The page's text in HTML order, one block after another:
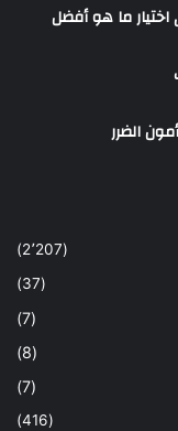
اختيار ما هو أفضل
الضرر
(2٬207)
(37)
(7)
(8)
(7)
(416)